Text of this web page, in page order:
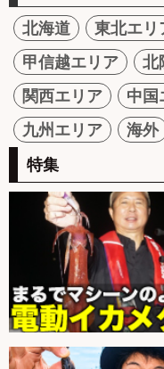
北海道 東北エリ
甲信越エリア
北
関西エリア
中国
九州エリア
海外
特集